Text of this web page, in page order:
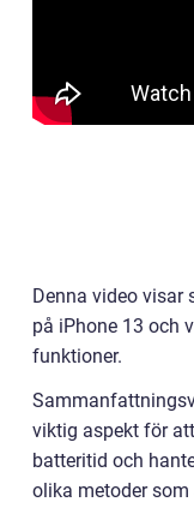
Denna video visar
på iPhone 13 och
funktioner.
viktig aspekt för
batteritid och
olika metoder